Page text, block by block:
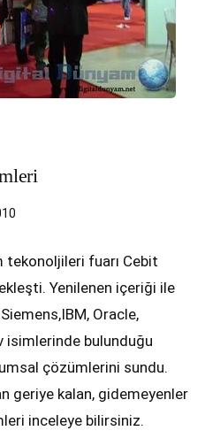
tekonoljileri fuarı Cebit
Yenilenen içeriği ile
Oracle,
bulunduğu
çözümlerini sundu.
geriye kalan, gidemeyenler
inceleye bilirsiniz.